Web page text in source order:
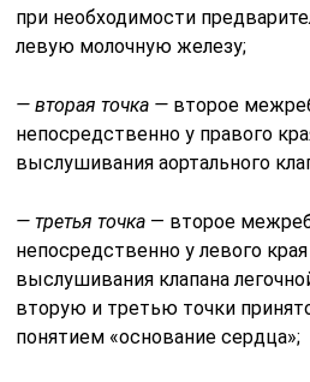
при необходимости
левую молочную железу;
— вторая точка — второе
непосредственно у правого
выслушивания аортального
— третья точка — второе
непосредственно у левого
выслушивания клапана
вторую и третью точки
понятием «осно­вание сердца»;